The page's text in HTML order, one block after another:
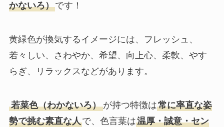
かないろ）です！
黄緑色が換気するイメージには、フレッシュ、
若々しい、さわやか、希望、向上心、柔軟、やす
らぎ、リラックスなどがあります。
若菜色（わかないろ） が持つ特徴は常に率直な姿
勢で挑む素直な人で、色言葉は温厚・誠意・セン